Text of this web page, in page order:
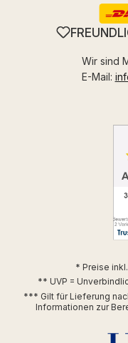
Wir sind
E-Mail:
* Preise
** UVP =
*** Gilt für Lieferung
Informationen zur